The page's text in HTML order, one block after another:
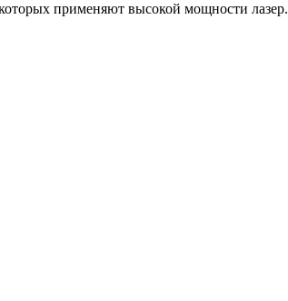
применяют высокой мощности лазер.